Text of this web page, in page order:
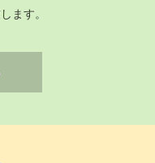
ます。